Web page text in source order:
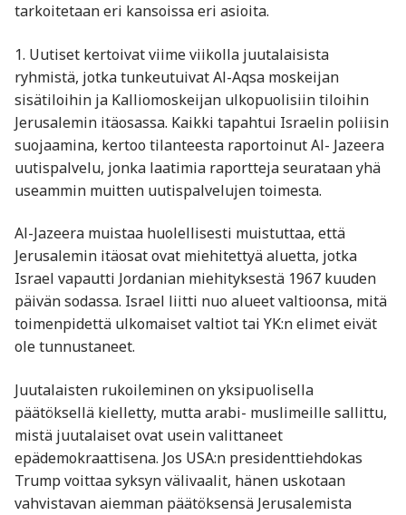
tarkoitetaan eri kansoissa eri asioita.
1. Uutiset kertoivat viime viikolla juutalaisista
ryhmistä, jotka tunkeutuivat Al-Aqsa moskeijan
sisätiloihin ja Kalliomoskeijan ulkopuolisiin tiloihin
Jerusalemin itäosassa. Kaikki tapahtui Israelin poliisin
suojaamina, kertoo tilanteesta raportoinut Al- Jazeera
uutispalvelu, jonka laatimia raportteja seurataan yhä
useammin muitten uutispalvelujen toimesta.
Al-Jazeera muistaa huolellisesti muistuttaa, että
Jerusalemin itäosat ovat miehitettyä aluetta, jotka
Israel vapautti Jordanian miehityksestä 1967 kuuden
päivän sodassa. Israel liitti nuo alueet valtioonsa, mitä
toimenpidettä ulkomaiset valtiot tai YK:n elimet eivät
ole tunnustaneet.
Juutalaisten rukoileminen on yksipuolisella
päätöksellä kielletty, mutta arabi- muslimeille sallittu,
mistä juutalaiset ovat usein valittaneet
epädemokraattisena. Jos USA:n presidenttiehdokas
Trump voittaa syksyn välivaalit, hänen uskotaan
vahvistavan aiemman päätöksensä Jerusalemista